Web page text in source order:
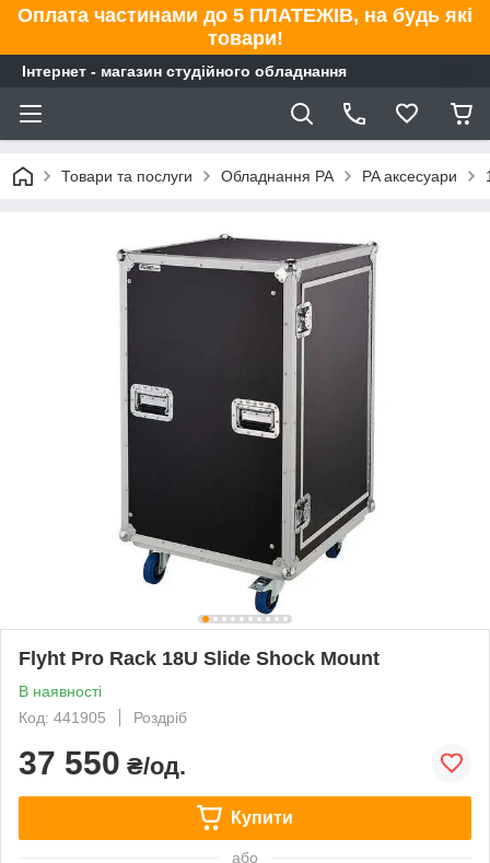
Оплата частинами до 5 ПЛАТЕЖІВ, на будь які
товари!
Інтернет - магазин студійного обладнання
Товари та послуги Обладнання PA PA аксесуари
Flyht Pro Rack 18U Slide Shock Mount
В наявності
Код: 441905
Роздріб
37 550 ₴/од.
Купити
або